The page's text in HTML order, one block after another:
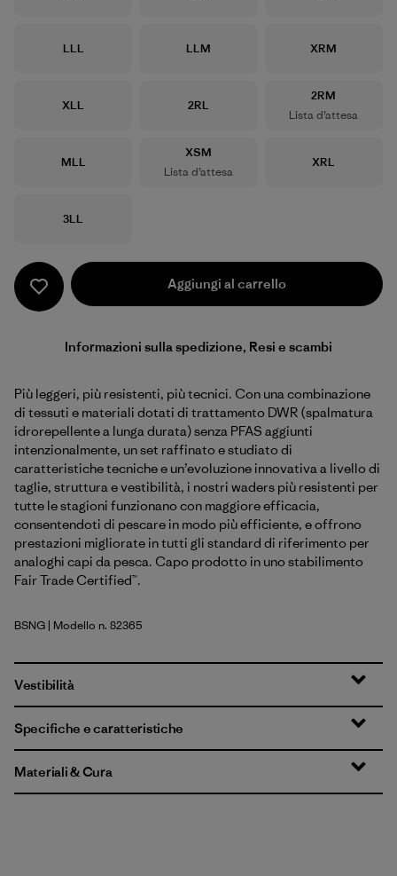
Taglia
LLL Taglia
LLM Taglia
XRM
Taglia
XLL Taglia
2RL
Taglia
2RM
Lista d’attesa
Taglia
MLL
Taglia
XSM
Lista d’attesa
Taglia
XRL
Taglia
3LL
Aggiungi al carrello
Informazioni sulla spedizione, Resi e scambi
Più leggeri, più resistenti, più tecnici. Con una combinazione
di tessuti e materiali dotati di trattamento DWR (spalmatura
idrorepellente a lunga durata) senza PFAS aggiunti
intenzionalmente, un set raffinato e studiato di
caratteristiche tecniche e un’evoluzione innovativa a livello di
taglie, struttura e vestibilità, i nostri waders più resistenti per
tutte le stagioni funzionano con maggiore efficacia,
consentendoti di pescare in modo più efficiente, e offrono
prestazioni migliorate in tutti gli standard di riferimento per
analoghi capi da pesca. Capo prodotto in uno stabilimento
Fair Trade Certified™.
Basin Green
BSNG | Modello n. 82365
Vestibilità
Specifiche e caratteristiche
Materiali & Cura